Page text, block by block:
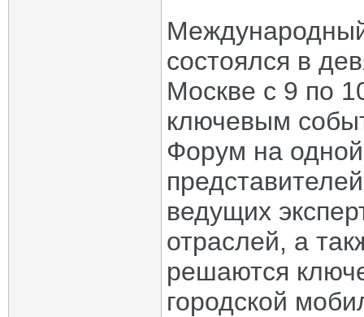
состоялся в
Москве с 9 по
ключевым
Форум на
ведущих
отраслей, а
решаются
городской